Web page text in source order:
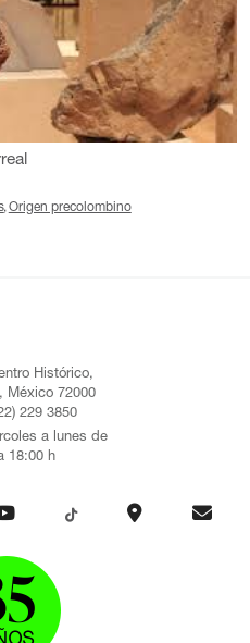
Origen precolombino
Histórico,
México 72000
229 3850
a lunes de
18:00 h